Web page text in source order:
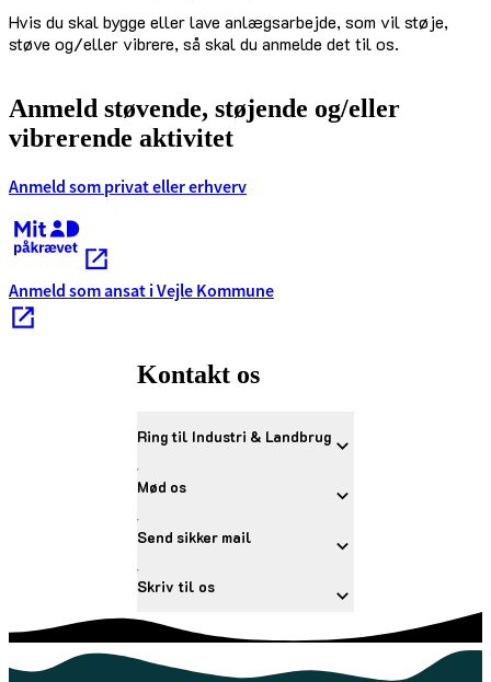
Hvis du skal bygge eller lave anlægsarbejde, som vil støje,
støve og/eller vibrere, så skal du anmelde det til os.
Anmeld støvende, støjende og/eller
vibrerende aktivitet
Anmeld som privat eller erhverv
Kræver MitID
Anmeld som ansat i Vejle Kommune
Kontakt os
Ring til Industri & Landbrug
Mød os
Send sikker mail
Skriv til os